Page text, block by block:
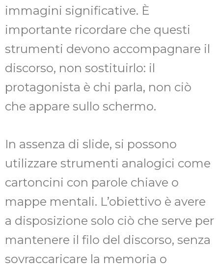
immagini significative. È
importante ricordare che questi
strumenti devono accompagnare il
discorso, non sostituirlo: il
protagonista è chi parla, non ciò
che appare sullo schermo.
In assenza di slide, si possono
utilizzare strumenti analogici come
cartoncini con parole chiave o
mappe mentali. L’obiettivo è avere
a disposizione solo ciò che serve per
mantenere il filo del discorso, senza
sovraccaricare la memoria o